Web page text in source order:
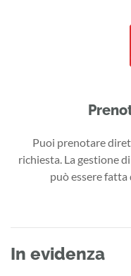
Puoi prenotare
richiesta. La gestione
può essere
In evidenza